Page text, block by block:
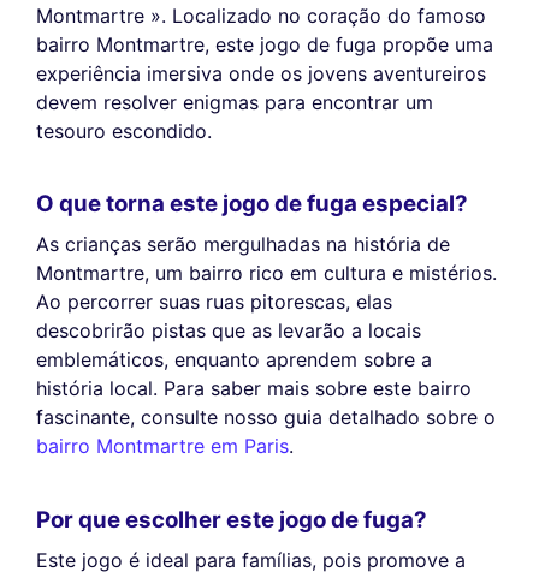
Montmartre ». Localizado no coração do famoso
bairro Montmartre, este jogo de fuga propõe uma
experiência imersiva onde os jovens aventureiros
devem resolver enigmas para encontrar um
tesouro escondido.
O que torna este jogo de fuga especial?
As crianças serão mergulhadas na história de
Montmartre, um bairro rico em cultura e mistérios.
Ao percorrer suas ruas pitorescas, elas
descobrirão pistas que as levarão a locais
emblemáticos, enquanto aprendem sobre a
história local. Para saber mais sobre este bairro
fascinante, consulte nosso guia detalhado sobre o
bairro Montmartre em Paris.
Por que escolher este jogo de fuga?
Este jogo é ideal para famílias, pois promove a